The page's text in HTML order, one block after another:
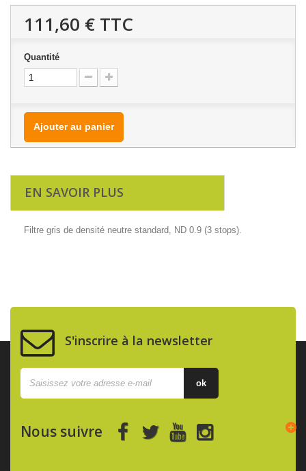
111,60 € TTC
Quantité
Ajouter au panier
EN SAVOIR PLUS
Filtre gris de densité neutre standard, ND 0.9 (3 stops).
S'inscrire à la newsletter
ok
Nous suivre